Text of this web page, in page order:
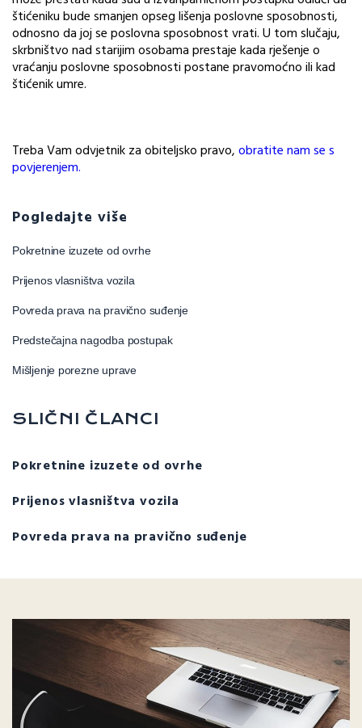
štićeniku bude smanjen opseg lišenja poslovne sposobnosti,
odnosno da joj se poslovna sposobnost vrati. U tom slučaju,
skrbništvo nad starijim osobama prestaje kada rješenje o
vraćanju poslovne sposobnosti postane pravomoćno ili kad
štićenik umre.
Treba Vam odvjetnik za obiteljsko pravo,obratite nam se s
povjerenjem.
Pogledajte više
Pokretnine izuzete od ovrhe
Prijenos vlasništva vozila
Povreda prava na pravično suđenje
Predstečajna nagodba postupak
Mišljenje porezne uprave
SLIČNI ČLANCI
Pokretnine izuzete od ovrhe
Prijenos vlasništva vozila
Povreda prava na pravično suđenje